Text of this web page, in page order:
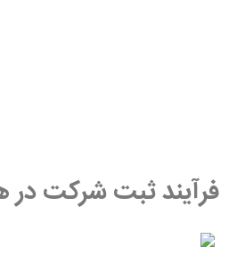
فرآیند ثبت شرکت در